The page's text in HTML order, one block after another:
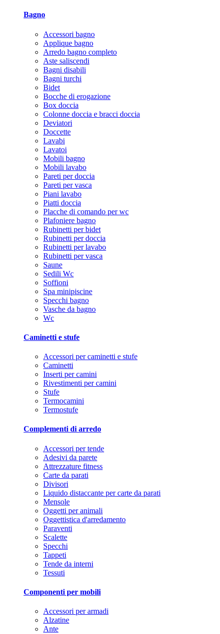
Bagno
Accessori bagno
Applique bagno
Arredo bagno completo
Aste saliscendi
Bagni disabili
Bagni turchi
Bidet
Bocche di erogazione
Box doccia
Colonne doccia e bracci doccia
Deviatori
Doccette
Lavabi
Lavatoi
Mobili bagno
Mobili lavabo
Pareti per doccia
Pareti per vasca
Piani lavabo
Piatti doccia
Placche di comando per wc
Plafoniere bagno
Rubinetti per bidet
Rubinetti per doccia
Rubinetti per lavabo
Rubinetti per vasca
Saune
Sedili Wc
Soffioni
Spa minipiscine
Specchi bagno
Vasche da bagno
Wc
Caminetti e stufe
Accessori per caminetti e stufe
Caminetti
Inserti per camini
Rivestimenti per camini
Stufe
Termocamini
Termostufe
Complementi di arredo
Accessori per tende
Adesivi da parete
Attrezzature fitness
Carte da parati
Divisori
Liquido distaccante per carte da parati
Mensole
Oggetti per animali
Oggettistica d'arredamento
Paraventi
Scalette
Specchi
Tappeti
Tende da interni
Tessuti
Componenti per mobili
Accessori per armadi
Alzatine
Ante